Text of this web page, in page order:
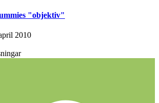
"objektiv"
2010